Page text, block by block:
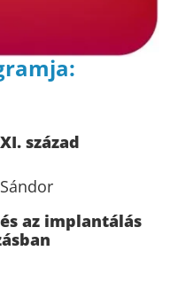
század
az implantálás